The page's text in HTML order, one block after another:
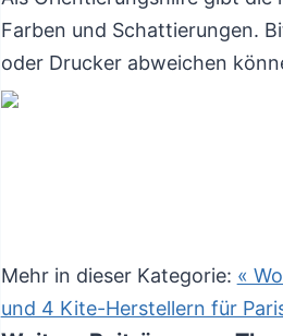
Farben und Schattierungen.
oder Drucker abweichen
Mehr in dieser Kategorie: «
und 4 Kite-Herstellern für